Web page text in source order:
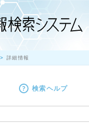
詳細情報
検索ヘルプ